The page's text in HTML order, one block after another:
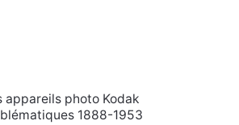
appareils photo Kodak
1888-1953